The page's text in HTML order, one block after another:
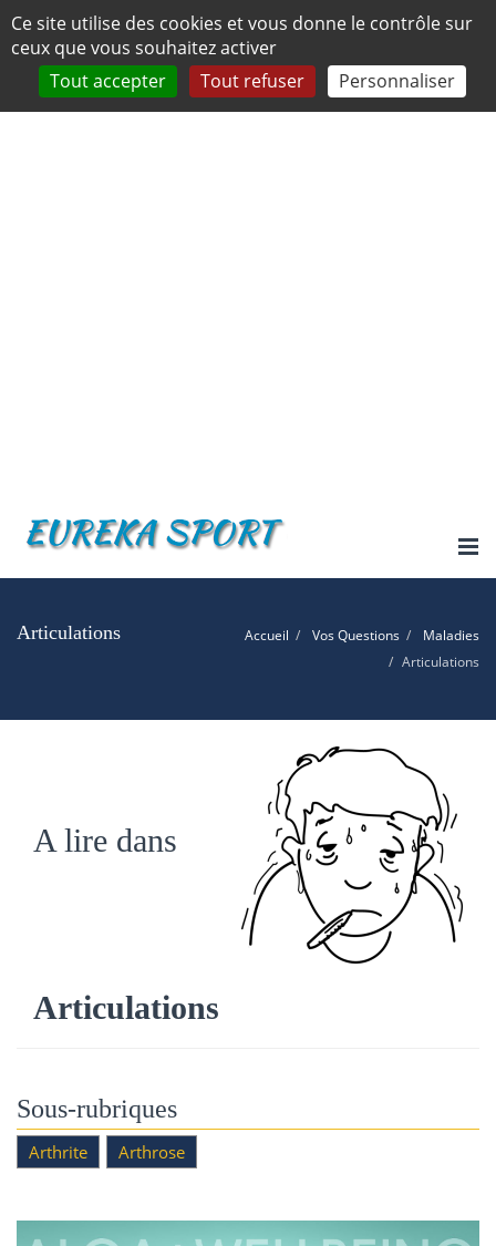
Articulations Accueil Vos Questions
Maladies
Articulations
A lire dans
Articulations
Sous-rubriques
Arthrite Arthrose
Panneau de gestion des cookies
Ce site utilise des cookies et vous donne le contrôle sur
ceux que vous souhaitez activer
Tout accepter
Tout refuser Personnaliser